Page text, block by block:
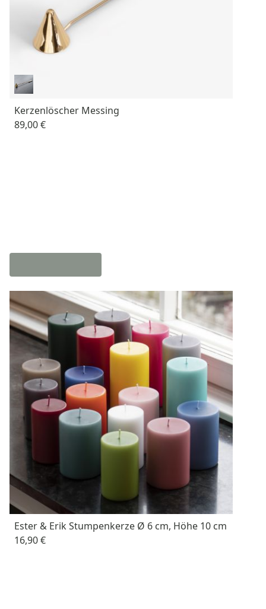
Kerzenlöscher Messing
89,00 €
Ester & Erik Stumpenkerze Ø 6 cm, Höhe 10 cm
16,90 €